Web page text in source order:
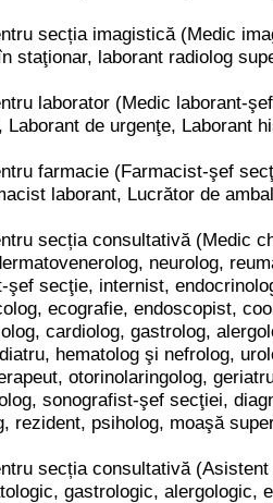
secția imagistică (Medic
staţionar, laborant radiolog
laborator (Medic laborant-
de urgenţe, Laborant
farmacie (Farmacist-şef
laborant, Lucrător de
secția consultativă (Medic
neurolog,
secţie, internist,
ecografie, endoscopist,
cardiolog, gastrolog,
hematolog şi nefrolog,
otorinolaringolog,
sonografist-şef secţiei,
rezident, psiholog, moaşă
secția consultativă (Asistent
gastrologic, alergologic,